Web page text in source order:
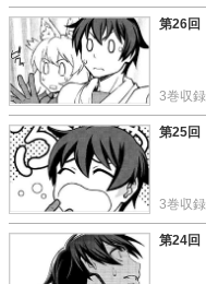
この話を読む
第26回
3巻収録
この話を読む
第25回
3巻収録
第24回